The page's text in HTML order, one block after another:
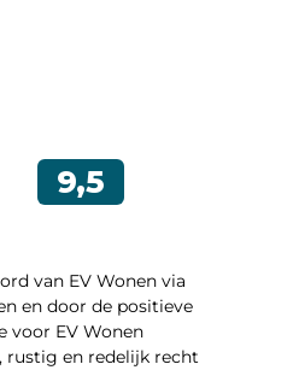
van EV Wonen via
en door de positieve
voor EV Wonen
rustig en redelijk recht